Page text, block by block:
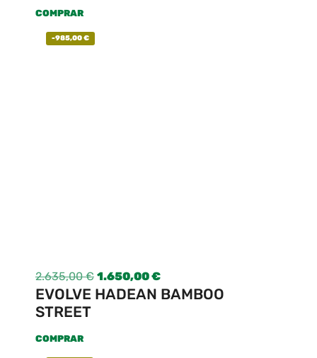
COMPRAR
-985,00€
2.635,00€ 1.650,00€
EVOLVE HADEAN BAMBOO
STREET
COMPRAR